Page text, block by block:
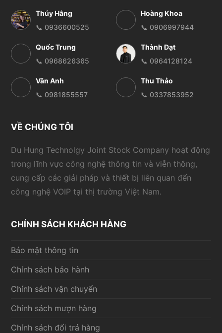
Thúy Hằng
📞 0936600525
Hoàng Khoa
📞 0906997944
Quốc Trung
📞 0968626365
Thành Đạt
📞 0964128124
Vân Anh
📞 0981855557
Thu Thảo
📞 0337853952
VỀ CHÚNG TÔI
Du Hung Technolgy Joint Stock Company hoạt động
trong lĩnh vực công nghệ thông tin và viễn thông,
cung cấp các giải pháp và thiết bị liên quan đến
công nghệ VOIP tại thị trường Việt Nam.
CHÍNH SÁCH KHÁCH HÀNG
Bảo mật thông tin
Chính sách bảo hành
Chính sách vận chuyển
Chính sách mượn hàng
Chính sách đổi trả hàng